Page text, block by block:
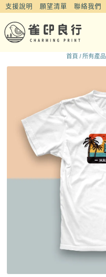
支援說明 願望清單 聯絡我們
首頁 /所有產品